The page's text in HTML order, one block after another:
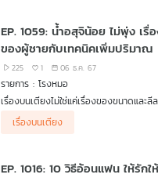
การเปลี่ยนแปลงทางร่างกายขณะมีกิจกรร
หญิง มีการเปลี่ยนแปลงที่ค่อนข้างคล้ายค
การสูบฉีดเลือด อาการที่แสดงออกผ่านผิ
ร้อนรุ่ม แต่ก็มีบางส่วนที่ตอบสนองต่อสิ่งเ
ไป โดยเฉพาะอวัยวะเพศ ร่างกายของเรา
กิจกรรมทางเพศที่นำไปสู่เพศสัมพันธ์จนถึ
หมอ
EP. 1059: น้ำอสุจิน้อย ไม่พุ่ง เรื่อ
ของผู้ชายกับเทคนิคเพิ่มปริมาณ
225 1 06 ธ.ค. 67
รายการ : โรงหมอ
เรื่องบนเตียงไม่ใช่แค่เรื่องของขนาดและลี
ใส่ใจ แต่ยังมีอีกเรื่องที่เป็นปัญหาของผู้ชา
กำลังหาทางแก้ไขเมื่อ น้ำอสุจิ มีน้อย แถมไ
นี่ไม่ใช่เรื่องเล็ก ๆ สำหรับผู้ชาย เพราะทุก
มาจากการมีเพศสัมพันธ์หรือการช่วยตัวเอ
เรื่องบนเตียง
EP. 1016: 10 วิธีอ้อนแฟน ให้รักใ